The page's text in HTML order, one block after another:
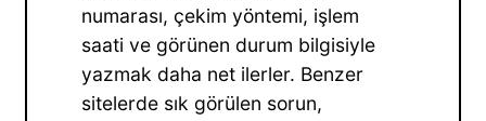
numarası, çekim yöntemi, işlem
saati ve görünen durum bilgisiyle
yazmak daha net ilerler. Benzer
sitelerde sık görülen sorun,